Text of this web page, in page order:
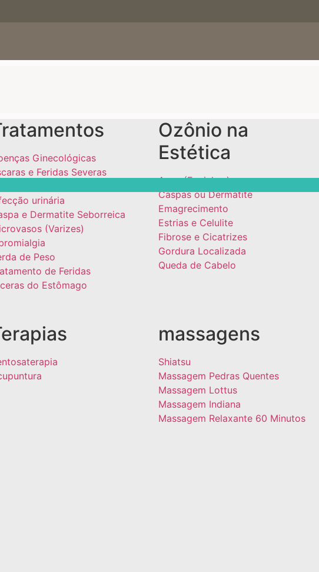
Ginecológicas
e Feridas Severas
urinária
e Dermatite Seborreica
(Varizes)
de Peso
de Feridas
do Estômago
Ozônio na
Estética
Acne (Espinhas)
Caspas ou Dermatite
Emagrecimento
Estrias e Celulite
Fibrose e Cicatrizes
Gordura Localizada
Queda de Cabelo
massagens
Shiatsu
Massagem Pedras Quentes
Massagem Lottus
Massagem Indiana
Massagem Relaxante 60 Minutos